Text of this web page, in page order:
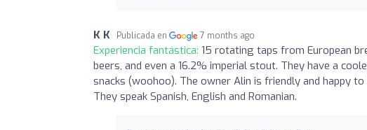
K K Publicada en 7 months ago
Experiencia fantástica: 15 rotating taps from European
beers, and even a 16.2% imperial stout. They have a
snacks (woohoo). The owner Alin is friendly and happy
They speak Spanish, English and Romanian.